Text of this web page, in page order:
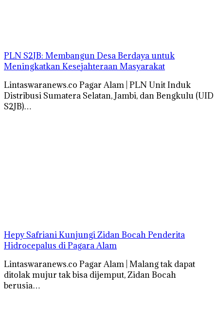
PLN S2JB: Membangun Desa Berdaya untuk
Meningkatkan Kesejahteraan Masyarakat
Lintaswaranews.co Pagar Alam | PLN Unit Induk
Distribusi Sumatera Selatan, Jambi, dan Bengkulu (UID
S2JB)…
Hepy Safriani Kunjungi Zidan Bocah Penderita
Hidrocepalus di Pagara Alam
Lintaswaranews.co Pagar Alam | Malang tak dapat
ditolak mujur tak bisa dijemput, Zidan Bocah
berusia…